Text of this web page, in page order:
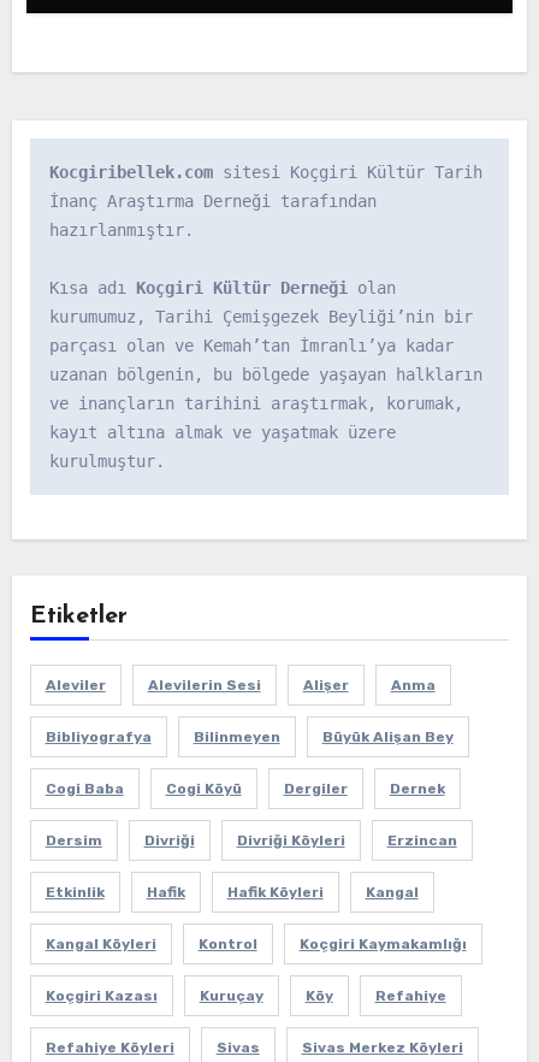
Kocgiribellek.com sitesi Koçgiri Kültür Tarih
İnanç Araştırma Derneği tarafından
hazırlanmıştır.
Kısa adı Koçgiri Kültür Derneği olan
kurumumuz, Tarihi Çemişgezek Beyliği’nin bir
parçası olan ve Kemah’tan İmranlı’ya kadar
uzanan bölgenin, bu bölgede yaşayan halkların
ve inançların tarihini araştırmak, korumak,
kayıt altına almak ve yaşatmak üzere
kurulmuştur.
Etiketler
Aleviler Alevilerin Sesi Alişer Anma
Bibliyografya Bilinmeyen Büyük Alişan Bey
Cogi Baba Cogi Köyü Dergiler Dernek
Dersim Divriği Divriği Köyleri Erzincan
Etkinlik Hafik Hafik Köyleri Kangal
Kangal Köyleri Kontrol Koçgiri Kaymakamlığı
Koçgiri Kazası Kuruçay Köy Refahiye
Refahiye Köyleri Sivas Sivas Merkez Köyleri